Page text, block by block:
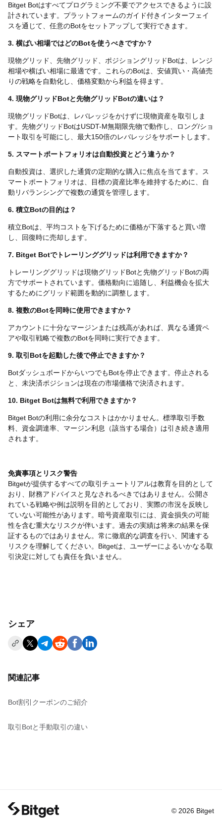
Bitget Botはすべてプログラミング不要でアクセスできるように設
計されています。プラットフォームのガイド付きインターフェイ
スを通じて、任意のBotをセットアップして実行できます。
3. 横ばい相場ではどのBotを使うべきですか？
現物グリッド、先物グリッド、ポジショングリッドBotは、レンジ
相場や横ばい相場に最適です。これらのBotは、安値買い・高値売
りの戦略を自動化し、価格変動から利益を得ます。
4. 現物グリッドBotと先物グリッドBotの違いは？
現物グリッドBotは、レバレッジをかけずに現物資産を取引しま
す。先物グリッドBotはUSDT-M無期限先物で動作し、ロング/ショ
ート取引を可能にし、最大150倍のレバレッジをサポートします。
5. スマートポートフォリオは自動投資とどう違うか？
自動投資は、選択した通貨の定期的な購入に焦点を当てます。ス
マートポートフォリオは、目標の資産比率を維持するために、自
動リバランシングで複数の通貨を管理します。
6. 積立Botの目的は？
積立Botは、平均コストを下げるために価格が下落すると買い増
し、回復時に売却します。
7. Bitget Botでトレーリンググリッドは利用できますか？
トレーリンググリッドは現物グリッドBotと先物グリッドBotの両
方でサポートされています。価格動向に追随し、利益機会を拡大
するためにグリッド範囲を動的に調整します。
8. 複数のBotを同時に使用できますか？
アカウントに十分なマージンまたは残高があれば、異なる通貨ペ
アや取引戦略で複数のBotを同時に実行できます。
9. 取引Botを起動した後で停止できますか？
BotダッシュボードからいつでもBotを停止できます。停止される
と、未決済ポジションは現在の市場価格で決済されます。
10. Bitget Botは無料で利用できますか？
Bitget Botの利用に余分なコストはかかりません。標準取引手数
料、資金調達率、マージン利息（該当する場合）は引き続き適用
されます。
免責事項とリスク警告
Bitgetが提供するすべての取引チュートリアルは教育を目的として
おり、財務アドバイスと見なされるべきではありません。公開さ
れている戦略や例は説明を目的としており、実際の市況を反映し
ていない可能性があります。暗号資産取引には、資金損失の可能
性を含む重大なリスクが伴います。過去の実績は将来の結果を保
証するものではありません。常に徹底的な調査を行い、関連する
リスクを理解してください。Bitgetは、ユーザーによるいかなる取
引決定に対しても責任を負いません。
シェア
関連記事
Bot割引クーポンのご紹介
取引Botと手動取引の違い
© 2026 Bitget